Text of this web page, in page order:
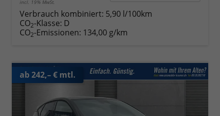
incl. 19% MwSt.
Verbrauch kombiniert: 5,90 l/100km
CO2-Klasse: D
CO2-Emissionen: 134,00 g/km
ab 242,– € mtl.